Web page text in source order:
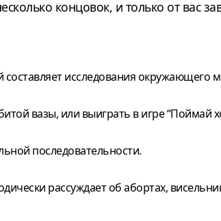
концовок, и только от вас
исследования окружающего
вазы, или выиграть в игре “Поймай
последовательности.
рассуждает об абортах,